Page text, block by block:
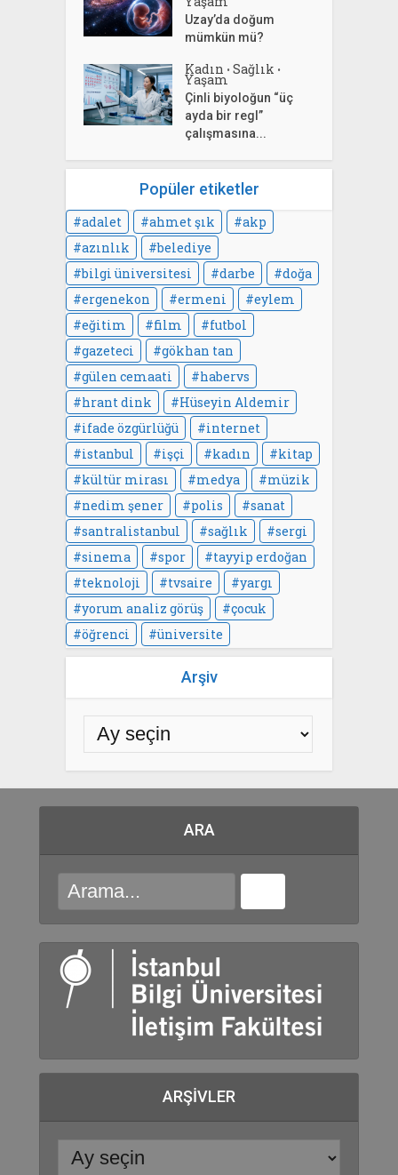
Uzay’da doğum
mümkün mü?
Kadın • Sağlık •
Yaşam
Çinli biyoloğun “üç
ayda bir regl”
çalışmasına...
Popüler etiketler
adalet ahmet şık
akp
azınlık
belediye
bilgi üniversitesi
darbe
doğa
ergenekon
ermeni
eylem
eğitim
film
futbol
gazeteci
gökhan tan
gülen cemaati
habervs
hrant dink
Hüseyin Aldemir
ifade özgürlüğü
internet
istanbul
işçi kadın
kitap
kültür mirası
medya
müzik
nedim şener
polis
sanat
santralistanbul
sağlık
sergi
sinema
spor
tayyip erdoğan
teknoloji
tvsaire
yargı
yorum analiz görüş
çocuk
öğrenci
üniversite
Arşiv
ARA
ARŞIVLER